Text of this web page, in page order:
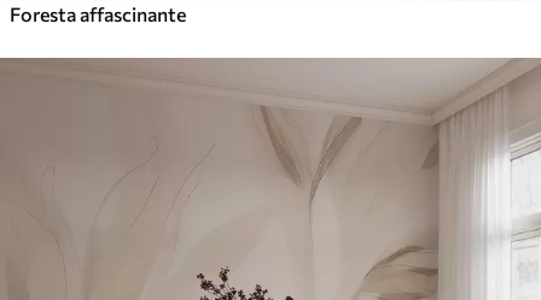
Foresta affascinante